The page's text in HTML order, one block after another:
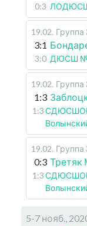
0:3 ЛОДЮСШ
19.02. Группа
3:1
3:0 ДЮСШ
19.02. Группа
1:3
1:3СДЮСШОР
19.02. Группа
0:3 Третяк
1:3СДЮСШОР
5-7 нояб.,